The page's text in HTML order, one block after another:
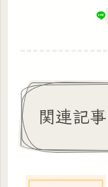
関連記事